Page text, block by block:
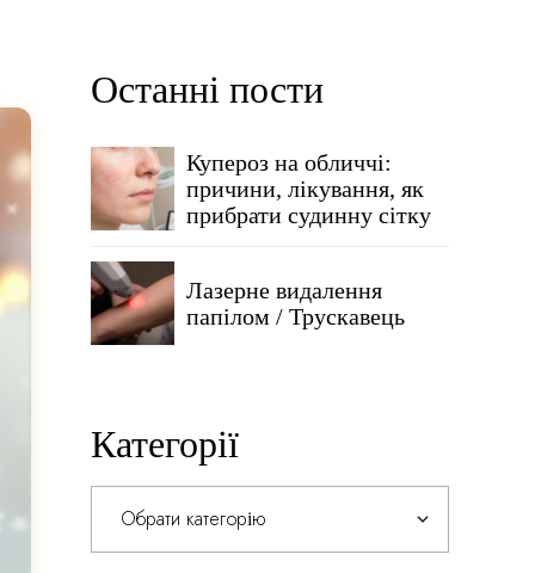
Останні пости
Купероз на обличчі:
причини, лікування, як
прибрати судинну сітку
Лазерне видалення
папілом / Трускавець
Категорії